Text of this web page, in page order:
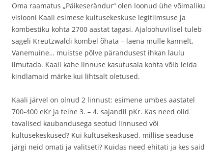
Oma raamatus „Päikeserändur“ olen loonud ühe võimaliku
visiooni Kaali esimese kultusekeskuse legitiimsuse ja
kombestiku kohta 2700 aastat tagasi. Ajaloohuvilisel tuleb
sageli Kreutzwaldi kombel õhata – laena mulle kannelt,
Vanemuine… muistse põlve pärandusest ihkan laulu
ilmutada. Kaali kahe linnuse kasutusala kohta võib leida
kindlamaid märke kui lihtsalt oletused.
Kaali järvel on olnud 2 linnust: esimene umbes aastatel
700-400 eKr ja teine 3. – 4. sajandil pKr. Kas need olid
tavalised kaubandusega seotud linnused või
kultusekeskused? Kui kultusekeskused, millise seaduse
järgi neid omati ja valitseti? Kuidas need ehitati ja kes said